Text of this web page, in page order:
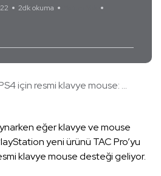
2dk okuma
için resmi klavye mouse: ...
eğer klavye ve mouse
yeni ürünü TAC Pro’yu
klavye mouse desteği geliyor.